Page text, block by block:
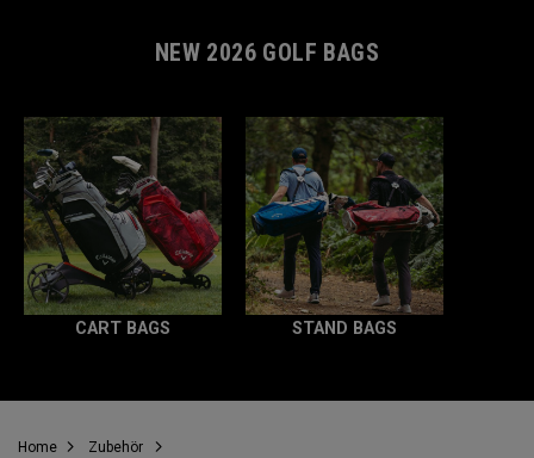
NEW 2026 GOLF BAGS
CART BAGS STAND BAGS
Home Zubehör